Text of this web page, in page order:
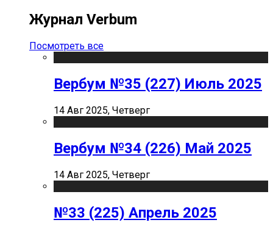
Журнал Verbum
Посмотреть все
Вербум №35 (227) Июль 2025
14 Авг 2025, Четверг
Вербум №34 (226) Май 2025
14 Авг 2025, Четверг
№33 (225) Апрель 2025